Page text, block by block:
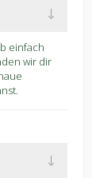
einfach
wir dir